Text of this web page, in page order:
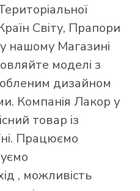
Світу, Прапори
у нашому Магазині
моделі з
дизайном
Компанія Лакор у
товар із
Працюємо
, можливість